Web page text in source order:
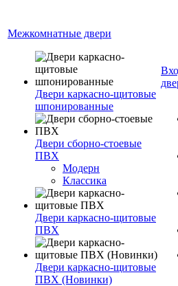
Межкомнатные двери
Двери каркасно-щитовые
шпонированные
Двери сборно-стоевые
ПВХ
Модерн
Классика
Двери каркасно-щитовые
ПВХ
Двери каркасно-щитовые
ПВХ (Новинки)